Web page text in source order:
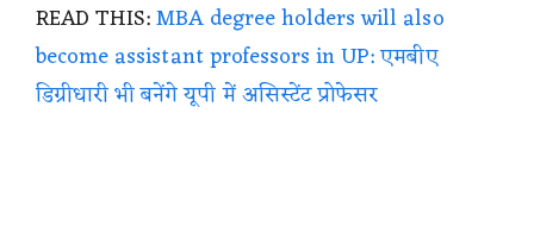
READ THIS:MBA degree holders will also
become assistant professors in UP: एमबीए
डिग्रीधारी भी बनेंगे यूपी में असिस्टेंट प्रोफेसर